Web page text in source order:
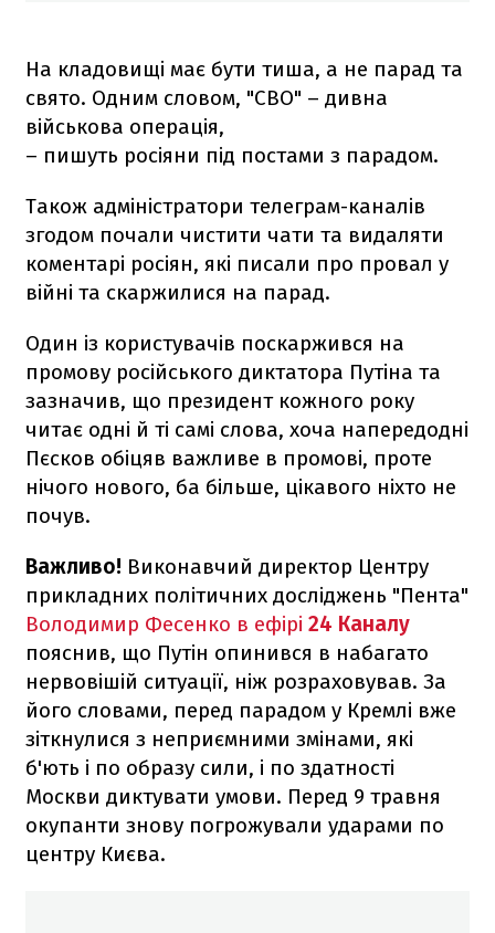
На кладовищі має бути тиша, а не парад та
свято. Одним словом, "СВО" – дивна
військова операція,
– пишуть росіяни під постами з парадом.
Також адміністратори телеграм-каналів
згодом почали чистити чати та видаляти
коментарі росіян, які писали про провал у
війні та скаржилися на парад.
Один із користувачів поскаржився на
промову російського диктатора Путіна та
зазначив, що президент кожного року
читає одні й ті самі слова, хоча напередодні
Пєсков обіцяв важливе в промові, проте
нічого нового, ба більше, цікавого ніхто не
почув.
Важливо! Виконавчий директор Центру
прикладних політичних досліджень "Пента"
Володимир Фесенко в ефірі 24 Каналу
пояснив, що Путін опинився в набагато
нервовішій ситуації, ніж розраховував. За
його словами, перед парадом у Кремлі вже
зіткнулися з неприємними змінами, які
б'ють і по образу сили, і по здатності
Москви диктувати умови. Перед 9 травня
окупанти знову погрожували ударами по
центру Києва.